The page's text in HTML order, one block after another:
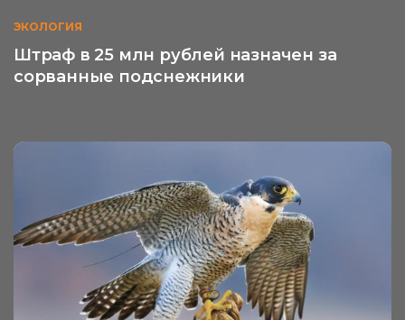
ЭКОЛОГИЯ
Штраф в 25 млн рублей назначен за
сорванные подснежники